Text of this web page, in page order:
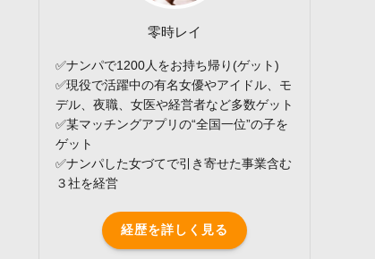
零時レイ
✅ナンパで1200人をお持ち帰り(ゲット)
✅現役で活躍中の有名女優やアイドル、モ
デル、夜職、女医や経営者など多数ゲット
✅某マッチングアプリの“全国一位”の子を
ゲット
✅ナンパした女づてで引き寄せた事業含む
３社を経営
経歴を詳しく見る